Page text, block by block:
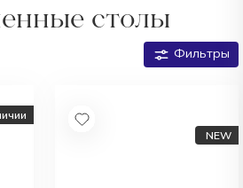
столы
Фильтры